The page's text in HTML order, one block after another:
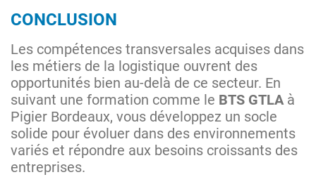
CONCLUSION
Les compétences transversales acquises dans
les métiers de la logistique ouvrent des
opportunités bien au-delà de ce secteur. En
suivant une formation comme le BTS GTLAà
Pigier Bordeaux, vous développez un socle
solide pour évoluer dans des environnements
variés et répondre aux besoins croissants des
entreprises.